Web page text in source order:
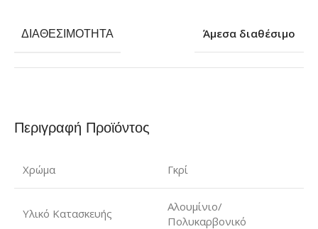
Περιγραφή Προϊόντος
Χρώμα Γκρί
Υλικό Κατασκευής
Αλουμίνιο/
Πολυκαρβονικό
ΔΙΑΘΕΣΙΜΌΤΗΤΑ Άμεσα διαθέσιμο